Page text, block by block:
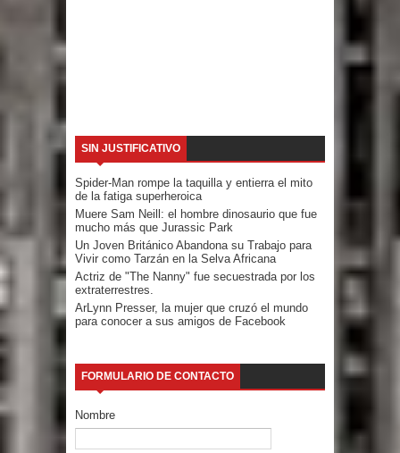
SIN JUSTIFICATIVO
Spider-Man rompe la taquilla y entierra el mito
de la fatiga superheroica
Muere Sam Neill: el hombre dinosaurio que fue
mucho más que Jurassic Park
Un Joven Británico Abandona su Trabajo para
Vivir como Tarzán en la Selva Africana
Actriz de "The Nanny" fue secuestrada por los
extraterrestres.
ArLynn Presser, la mujer que cruzó el mundo
para conocer a sus amigos de Facebook
FORMULARIO DE CONTACTO
Nombre